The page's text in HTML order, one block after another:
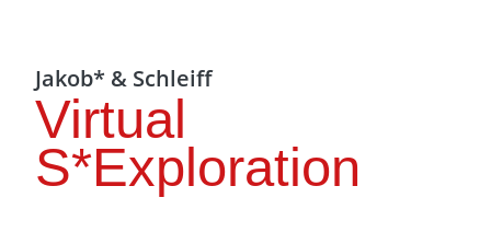
Jakob* & Schleiff
Virtual
S*Exploration